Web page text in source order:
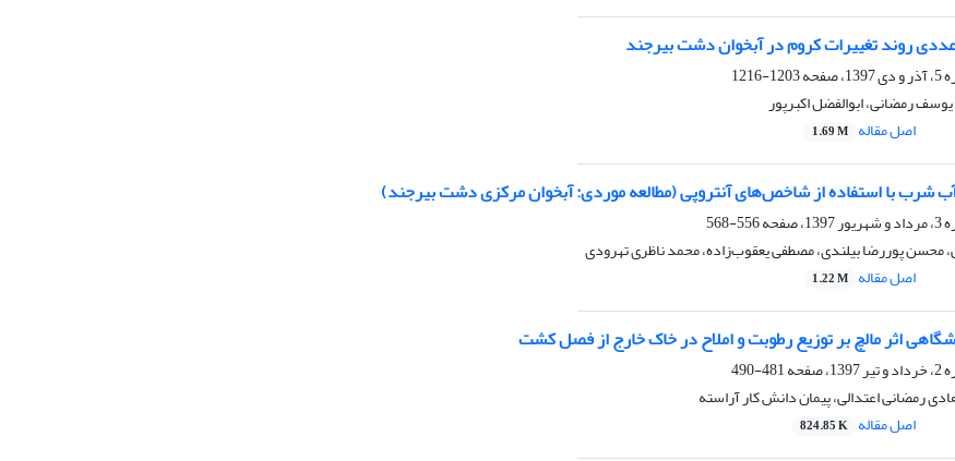
روند تغییرات کروم در آبخوان دشت بیرجند
1203-1216
رمضانی، ابوالفضل اکبرپور
اصل مقاله 1.69 M
شرب با استفاده از شاخص‌های آنتروپی (مطالعه موردی: آبخوان مرکزی دشت بیرجند)
556-568
محسن پوررضا بیلندی، مصطفی یعقوب‌زاده، محمد ناظری تهرودی
اصل مقاله 1.22 M
اثر مالچ بر توزیع رطوبت و املاح در خاک خارج از فصل کشت
481-490
رمضانی اعتدالی، پیمان دانش کار آراسته
اصل مقاله 824.85 K